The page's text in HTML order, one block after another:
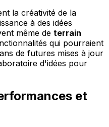
la créativité de la
à des idées
même de terrain
qui pourraient
de futures mises à jour
d'idées pour
et